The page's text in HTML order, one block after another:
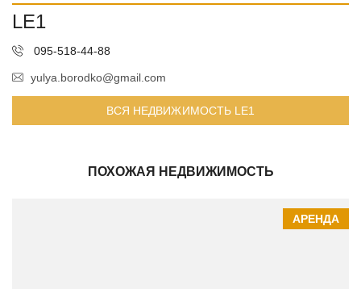
LE1
095-518-44-88
yulya.borodko@gmail.com
ВСЯ НЕДВИЖИМОСТЬ LE1
ПОХОЖАЯ НЕДВИЖИМОСТЬ
АРЕНДА